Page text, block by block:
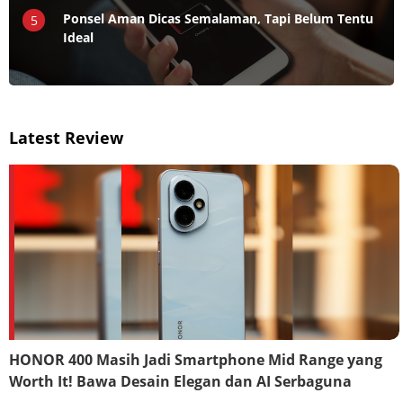
5
Ponsel Aman Dicas Semalaman, Tapi Belum Tentu
Ideal
Latest Review
HONOR 400 Masih Jadi Smartphone Mid Range yang
Worth It! Bawa Desain Elegan dan AI Serbaguna